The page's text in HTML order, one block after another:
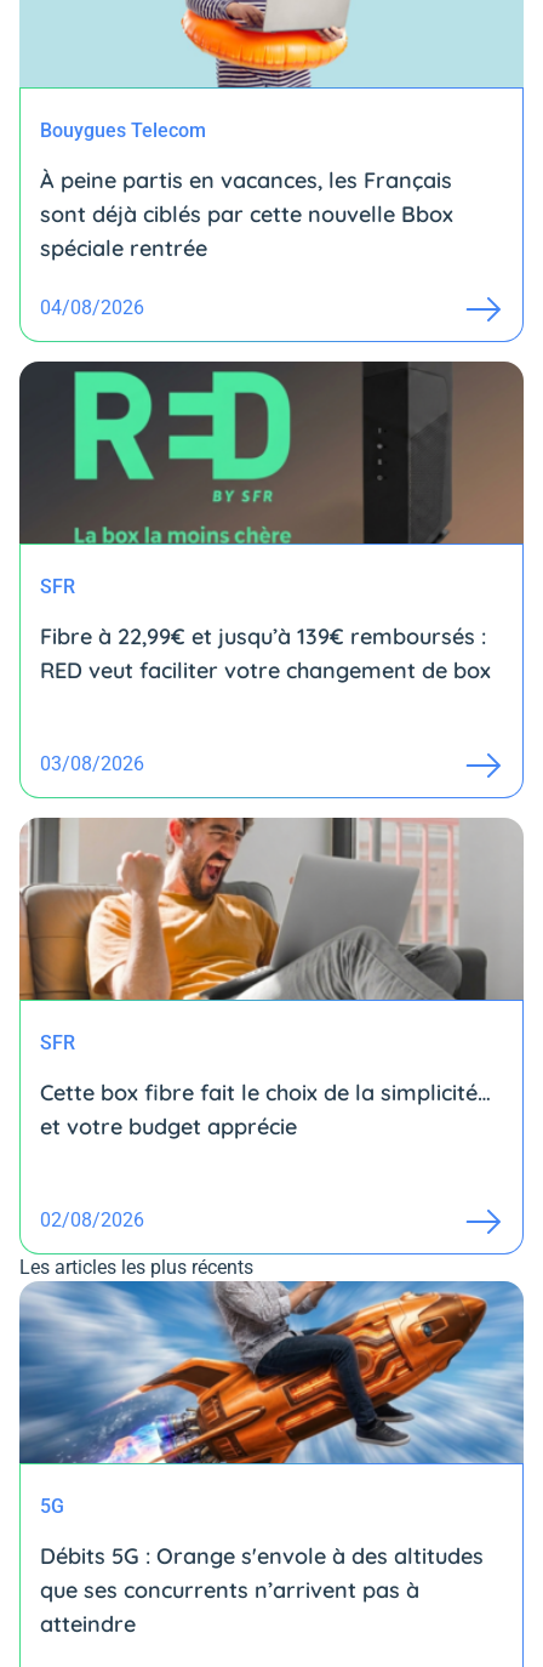
Bouygues Telecom
À peine partis en vacances, les Français
sont déjà ciblés par cette nouvelle Bbox
spéciale rentrée
04/08/2026
SFR
Fibre à 22,99€ et jusqu’à 139€ remboursés :
RED veut faciliter votre changement de box
03/08/2026
SFR
Cette box fibre fait le choix de la simplicité…
et votre budget apprécie
02/08/2026
Les articles les plus récents
5G
Débits 5G : Orange s'envole à des altitudes
que ses concurrents n’arrivent pas à
atteindre